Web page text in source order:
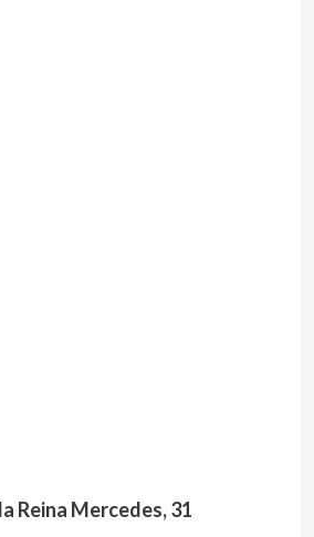
Reina Mercedes, 31